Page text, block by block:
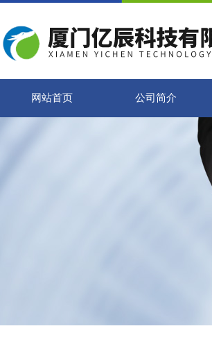
网站首页 公司简介